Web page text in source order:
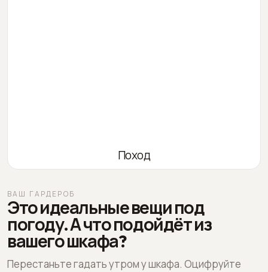
Поход
ВАШ ГАРДЕРОБ
Это идеальные вещи под
погоду. А что подойдёт из
вашего шкафа?
Перестаньте гадать утром у шкафа. Оцифруйте